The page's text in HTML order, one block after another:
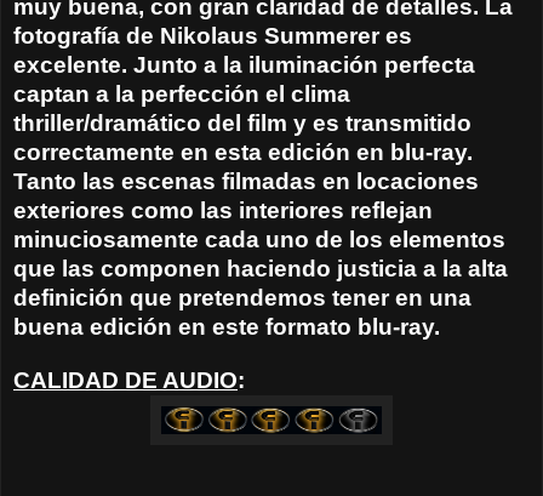
muy buena, con gran claridad de detalles. La
fotografía de Nikolaus Summerer es
excelente. Junto a la iluminación perfecta
captan a la perfección el clima
thriller/dramático del film y es transmitido
correctamente en esta edición en blu-ray.
Tanto las escenas filmadas en locaciones
exteriores como las interiores reflejan
minuciosamente cada uno de los elementos
que las componen haciendo justicia a la alta
definición que pretendemos tener en una
buena edición en este formato blu-ray.
CALIDAD DE AUDIO: